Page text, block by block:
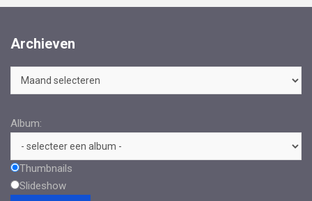
Archieven
Archieven
Album:
Thumbnails
Slideshow